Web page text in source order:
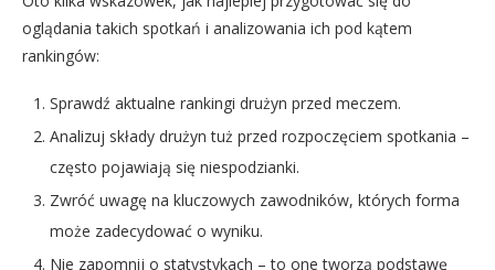
oglądania takich spotkań i analizowania ich pod kątem
rankingów:
Sprawdź aktualne rankingi drużyn przed meczem.
Analizuj składy drużyn tuż przed rozpoczęciem spotkania –
często pojawiają się niespodzianki.
Zwróć uwagę na kluczowych zawodników, których forma
może zadecydować o wyniku.
Nie zapomnij o statystykach – to one tworzą podstawę